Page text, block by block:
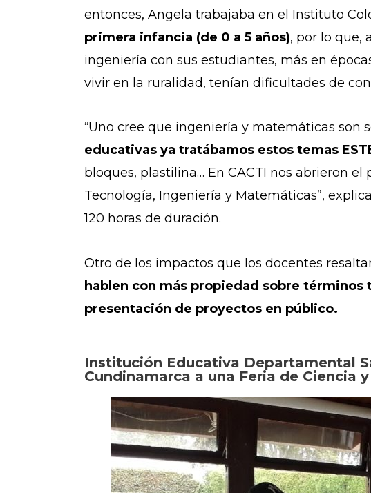
entonces, Angela trabajaba en el Instituto
primera infancia (de 0 a 5 años), por lo que,
ingeniería con sus estudiantes, más en
vivir en la ruralidad, tenían dificultades de
“Uno cree que ingeniería y matemáticas son
educativas ya tratábamos estos temas
bloques, plastilina… En CACTI nos abrieron
Tecnología, Ingeniería y Matemáticas”,
120 horas de duración.
Otro de los impactos que los docentes
hablen con más propiedad sobre términos
presentación de proyectos en público.
Institución Educativa Departamental
Cundinamarca a una Feria de Ciencia